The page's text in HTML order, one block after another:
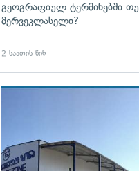
გეოგრაფიულ ტერმინებში თუ
მერვეკლასელი?
2 საათის წინ